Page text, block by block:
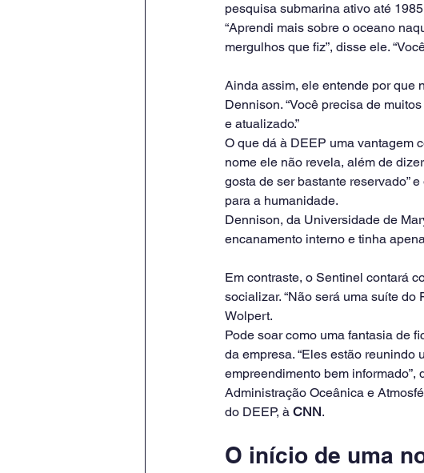
pesquisa submarina ativo até
“Aprendi mais sobre o oceano
mergulhos que fiz”, disse ele.
Ainda assim, ele entende por que
Dennison. “Você precisa de
e atualizado.”
O que dá à DEEP uma vantagem
nome ele não revela, além de
gosta de ser bastante reservado”
para a humanidade.
Dennison, da Universidade de
encanamento interno e tinha
Em contraste, o Sentinel contará
socializar. “Não será uma suíte
Wolpert.
Pode soar como uma fantasia de
da empresa. “Eles estão reunindo
empreendimento bem
Administração Oceânica e
do DEEP, à CNN.
O início de uma